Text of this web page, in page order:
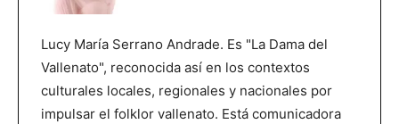
Lucy María Serrano Andrade. Es "La Dama del
Vallenato", reconocida así en los contextos
culturales locales, regionales y nacionales por
impulsar el folklor vallenato. Está comunicadora